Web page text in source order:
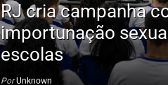
RJ cria campanha
importunação
escolas
Por Unknown